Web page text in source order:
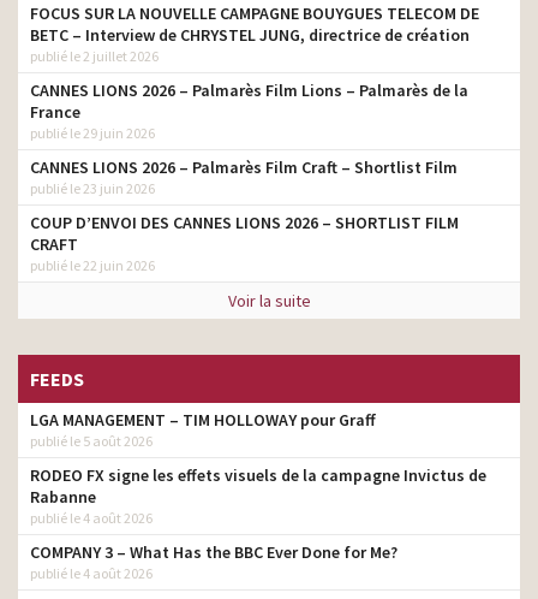
FOCUS SUR LA NOUVELLE CAMPAGNE BOUYGUES TELECOM DE
BETC – Interview de CHRYSTEL JUNG, directrice de création
publié le 2 juillet 2026
CANNES LIONS 2026 – Palmarès Film Lions – Palmarès de la
France
publié le 29 juin 2026
CANNES LIONS 2026 – Palmarès Film Craft – Shortlist Film
publié le 23 juin 2026
COUP D’ENVOI DES CANNES LIONS 2026 – SHORTLIST FILM
CRAFT
publié le 22 juin 2026
Voir la suite
FEEDS
LGA MANAGEMENT – TIM HOLLOWAY pour Graff
publié le 5 août 2026
RODEO FX signe les effets visuels de la campagne Invictus de
Rabanne
publié le 4 août 2026
COMPANY 3 – What Has the BBC Ever Done for Me?
publié le 4 août 2026